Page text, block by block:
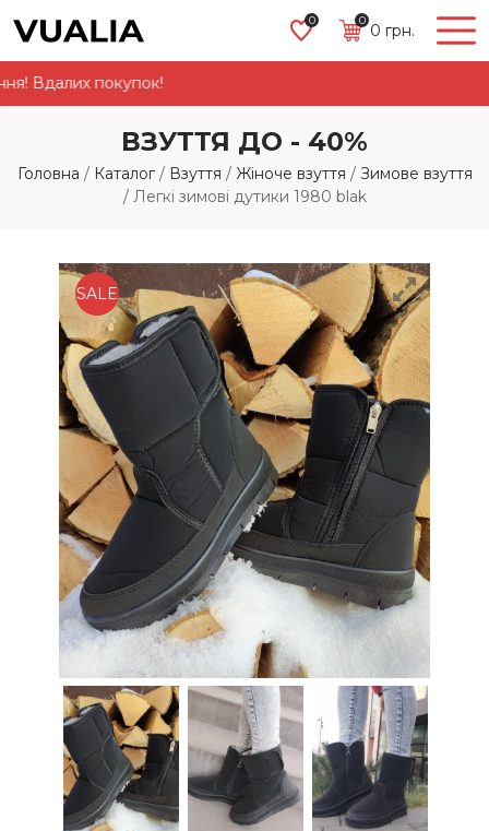
0 0
0 грн.
покупок!
ВЗУТТЯ ДО - 40%
Головна / Каталог / Взуття / Жіноче взуття / Зимове взуття
/Легкі зимові дутики 1980 blak
SALE